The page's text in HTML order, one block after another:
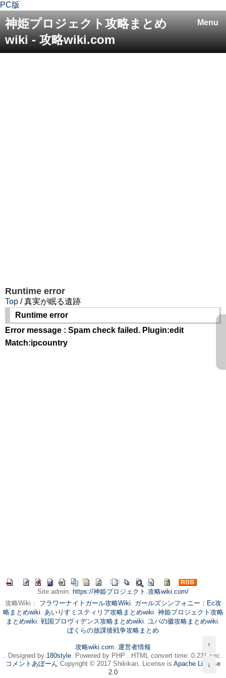
PC版
Menu
神姫プロジェクト攻略まとめ
wiki - 攻略wiki.com
Runtime error
Top / 真実が眠る遺跡
Runtime error
Error message : Spam check failed. Plugin:edit
Match:ipcountry
Site admin: https://神姫プロジェクト.攻略wiki.com/
攻略Wiki： フラワーナイトガール攻略Wiki. ガールズシンフォニー：Ec攻
略まとめwiki. あいりすミスティリア攻略まとめwiki. 神姫プロジェクト攻略
まとめwiki. 戦国プロヴィデンス攻略まとめwiki. ユバの徽攻略まとめwiki.
ぼくらの放課後戦争攻略まとめ
攻略wiki.com. 運営者情報
. Designed by 180style. Powered by PHP . HTML convert time: 0.231 sec.
コメントあぼーん Copyright © 2017 Shikikan. License is Apache License
2.0
↑
↓